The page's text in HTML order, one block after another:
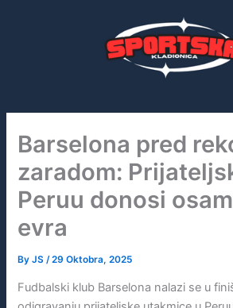
Barselona pred
zaradom:
Peruu donosi
evra
ByJS /29 Oktobra, 2025
Fudbalski klub Barselona nalazi se u